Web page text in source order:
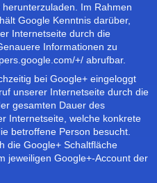
Im Rahmen
Google Kenntnis darüber,
Internetseite durch die
Informationen zu
+/ abrufbar.
bei Google+ eingeloggt
unserer Internetseite durch die
gesamten Dauer des
Internetseite, welche konkrete
betroffene Person besucht.
die Google+ Schaltfläche
jeweiligen Google+-Account der